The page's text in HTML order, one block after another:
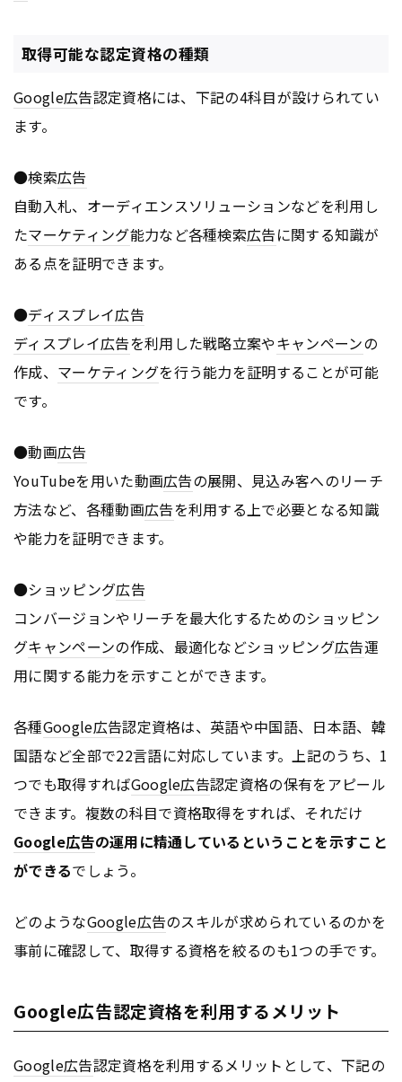
取得可能な認定資格の種類
Google広告認定資格には、下記の4科目が設けられてい
ます。
●検索広告
自動入札、オーディエンスソリューションなどを利用し
たマーケティング能力など各種検索広告に関する知識が
ある点を証明できます。
●ディスプレイ広告
ディスプレイ広告を利用した戦略立案やキャンペーンの
作成、 マーケティングを行う能力を証明することが可能
です。
●動画広告
YouTubeを用いた動画広告の展開、見込み客へのリーチ
方法など、各種動画広告を利用する上で必要となる知識
や能力を証明できます。
●ショッピング広告
コンバージョンやリーチを最大化するためのショッピン
グキャンペーンの作成、最適化などショッピング広告運
用に関する能力を示すことができます。
各種Google広告認定資格は、英語や中国語、日本語、韓
国語など全部で22言語に対応しています。上記のうち、1
つでも取得すればGoogle広告認定資格の保有をアピール
できます。複数の科目で資格取得をすれば、それだけ
Google広告の運用に精通しているということを示すこと
ができるでしょう。
どのようなGoogle広告のスキルが求められているのかを
事前に確認して、取得する資格を絞るのも1つの手です。
Google広告認定資格を利用するメリット
Google広告認定資格を利用するメリットとして、下記の